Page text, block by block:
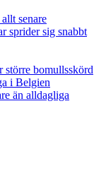
senare
sprider sig snabbt
större bomullsskörd
i Belgien
än alldagliga